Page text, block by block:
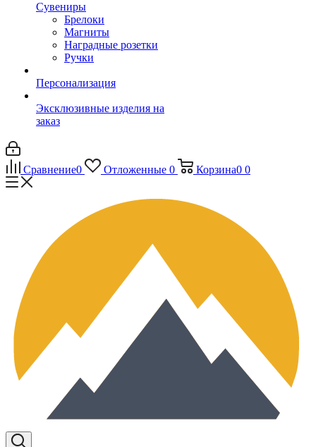
Сувениры
Брелоки
Магниты
Наградные розетки
Ручки
Персонализация
Эксклюзивные изделия на
заказ
Сравнение0 Отложенные 0 Корзина0 0